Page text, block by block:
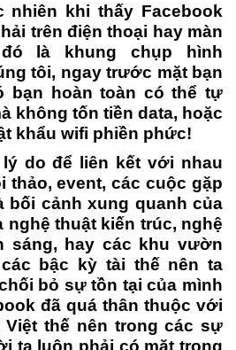
nhiên khi thấy Facebook
trên điện thoại hay màn
là khung chụp hình
tôi, ngay trước mặt bạn
bạn hoàn toàn có thể tự
không tốn tiền data, hoặc
khẩu wifi phiền phức!
do để liên kết với nhau
thảo, event, các cuộc gặp
bối cảnh xung quanh của
nghệ thuật kiến trúc, nghệ
sáng, hay các khu vườn
bậc kỳ tài thế nên ta
bỏ sự tồn tại của mình
đã quá thân thuộc với
thế nên trong các sự
ta luôn phải có mặt trong